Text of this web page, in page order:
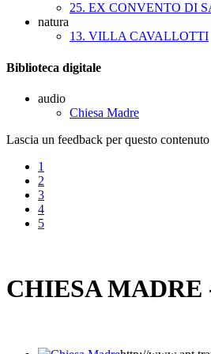
25. EX CONVENTO DI
natura
13. VILLA CAVALLOTTI
Biblioteca digitale
audio
Chiesa Madre
Lascia un feedback per questo contenuto
1
2
3
4
5
CHIESA MADRE